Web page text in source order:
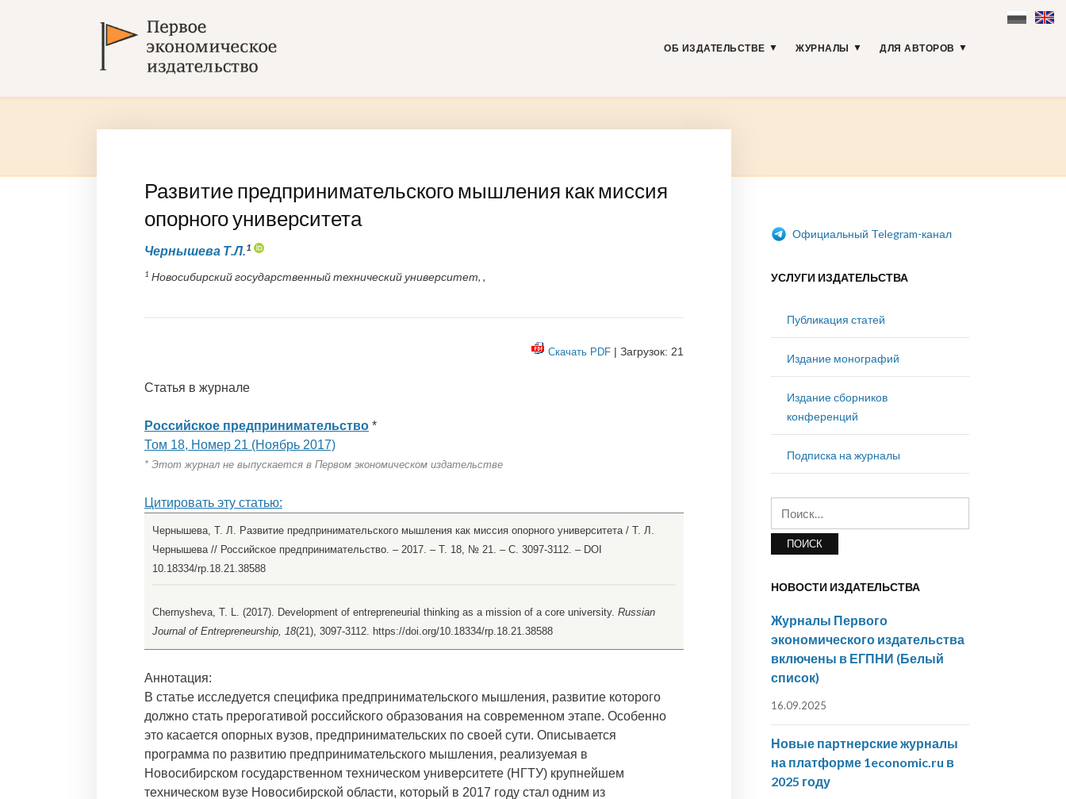
ОБ ИЗДАТЕЛЬСТВЕ ЖУРНАЛЫ ДЛЯ АВТОРОВ
Развитие предпринимательского мышления как миссия
опорного университета
Чернышева Т.Л.1
1 Новосибирский государственный технический университет, ,
Скачать PDF | Загрузок: 21
Статья в журнале
Российское предпринимательство *
Том 18, Номер 21 (Ноябрь 2017)
* Этот журнал не выпускается в Первом экономическом издательстве
Цитировать эту статью:
Чернышева, Т. Л. Развитие предпринимательского мышления как миссия опорного университета / Т. Л.
Чернышева // Российское предпринимательство. – 2017. – Т. 18, № 21. – С. 3097-3112. – DOI
10.18334/rp.18.21.38588
Chernysheva, T. L. (2017). Development of entrepreneurial thinking as a mission of a core university. Russian
Journal of Entrepreneurship, 18(21), 3097-3112. https://doi.org/10.18334/rp.18.21.38588
Аннотация:
В статье исследуется специфика предпринимательского мышления, развитие которого
должно стать прерогативой российского образования на современном этапе. Особенно
это касается опорных вузов, предпринимательских по своей сути. Описывается
программа по развитию предпринимательского мышления, реализуемая в
Новосибирском государственном техническом университете (НГТУ) крупнейшем
техническом вузе Новосибирской области, который в 2017 году стал одним из
Официальный Telegram-канал
УСЛУГИ ИЗДАТЕЛЬСТВА
Публикация статей
Издание монографий
Издание сборников
конференций
Подписка на журналы
НОВОСТИ ИЗДАТЕЛЬСТВА
Журналы Первого
экономического издательства
включены в ЕГПНИ (Белый
список)
16.09.2025
Новые партнерские журналы
на платформе 1economic.ru в
2025 году